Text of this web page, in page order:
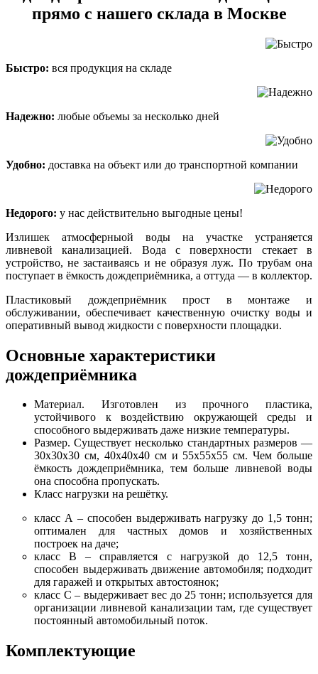
прямо с нашего склада в Москве
Быстро: вся продукция на складе
Надежно: любые объемы за несколько дней
Удобно: доставка на объект или до транспортной компании
Недорого: у нас действительно выгодные цены!
Излишек атмосферныой воды на участке устраняется
ливневой канализацией. Вода с поверхности стекает в
устройство, не застаиваясь и не образуя луж. По трубам она
поступает в ёмкость дождеприёмника, а оттуда — в коллектор.
Пластиковый дождеприёмник прост в монтаже и
обслуживании, обеспечивает качественную очистку воды и
оперативный вывод жидкости с поверхности площадки.
Основные характеристики
дождеприёмника
Материал. Изготовлен из прочного пластика,
устойчивого к воздействию окружающей среды и
способного выдерживать даже низкие температуры.
Размер. Существует несколько стандартных размеров —
30х30х30 см, 40х40х40 см и 55х55х55 см. Чем больше
ёмкость дождеприёмника, тем больше ливневой воды
она способна пропускать.
Класс нагрузки на решётку.
класс А – способен выдерживать нагрузку до 1,5 тонн;
оптимален для частных домов и хозяйственных
построек на даче;
класс В – справляется с нагрузкой до 12,5 тонн,
способен выдерживать движение автомобиля; подходит
для гаражей и открытых автостоянок;
класс С – выдерживает вес до 25 тонн; используется для
организации ливневой канализации там, где существует
постоянный автомобильный поток.
Комплектующие